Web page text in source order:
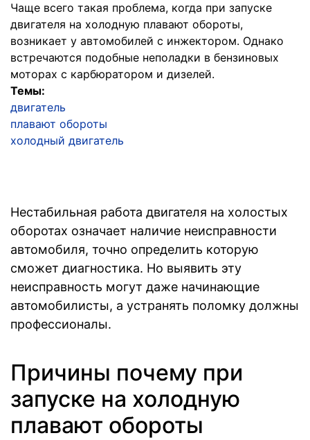
Чаще всего такая проблема, когда при запуске
двигателя на холодную плавают обороты,
возникает у автомобилей с инжектором. Однако
встречаются подобные неполадки в бензиновых
моторах с карбюратором и дизелей.
Темы:
двигатель
плавают обороты
холодный двигатель
Нестабильная работа двигателя на холостых
оборотах означает наличие неисправности
автомобиля, точно определить которую
сможет диагностика. Но выявить эту
неисправность могут даже начинающие
автомобилисты, а устранять поломку должны
профессионалы.
Причины почему при
запуске на холодную
плавают обороты